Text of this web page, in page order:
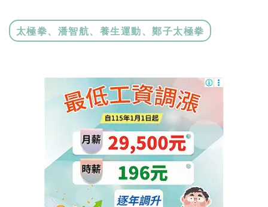
太極拳、潘智航、養生運動、鄭子太極拳